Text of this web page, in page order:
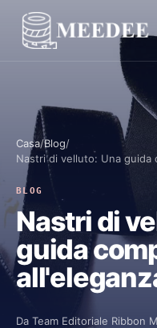
Casa/Blog/
Nastri di velluto: Una guida
BLOG
Nastri di
guida
Da Team Editoriale Ribbon